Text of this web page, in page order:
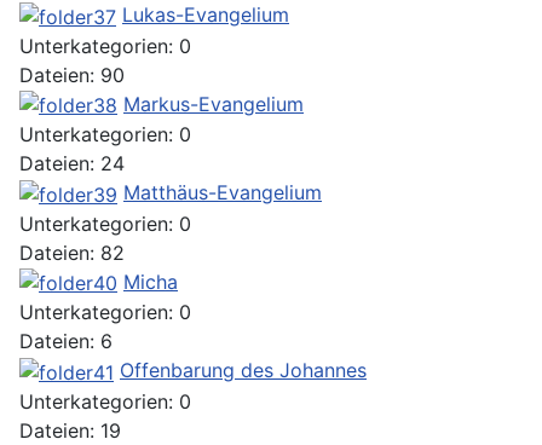
Lukas-Evangelium
Unterkategorien: 0
Dateien: 90
Markus-Evangelium
Unterkategorien: 0
Dateien: 24
Matthäus-Evangelium
Unterkategorien: 0
Dateien: 82
Micha
Unterkategorien: 0
Dateien: 6
Offenbarung des Johannes
Unterkategorien: 0
Dateien: 19